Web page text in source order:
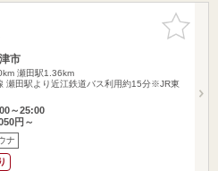
お気に入
りに追加
市
瀬田駅1.36km
瀬田駅より近江鉄道バス利用約15分※JR東
～25:00
円～
ナ